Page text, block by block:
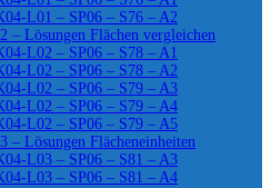
L01 – SP06 – S76 – A2
– Lösungen Flächen vergleichen
L02 – SP06 – S78 – A1
L02 – SP06 – S78 – A2
L02 – SP06 – S79 – A3
L02 – SP06 – S79 – A4
L02 – SP06 – S79 – A5
– Lösungen Flächeneinheiten
L03 – SP06 – S81 – A3
L03 – SP06 – S81 – A4